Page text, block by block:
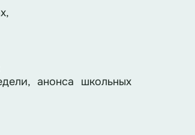
анонса школьных